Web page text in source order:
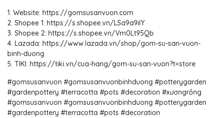
1. Website: https://gomsusanvuon.com
2. Shopee 1: https://s.shopee.vn/LSa9a9ilY
3. Shopee 2: https://s.shopee.vn/Vm0Lt95Qb
4. Lazada: https://www.lazada.vn/shop/gom-su-san-vuon-
binh-duong
5. TIKI: https://tiki.vn/cua-hang/gom-su-san-vuon?t=store
#gomsusanvuon #gomsusanvuonbinhduong #potterygarden
#gardenpottery #terracotta #pots #decoration #xươngrồng
#gomsusanvuon #gomsusanvuonbinhduong #potterygarden
#gardenpottery #terracotta #pots #decoration